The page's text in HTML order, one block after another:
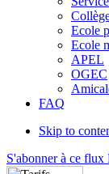
Ecole
Ecole
APEL
OGEC
FAQ
Skip to
S'abonner à ce flux